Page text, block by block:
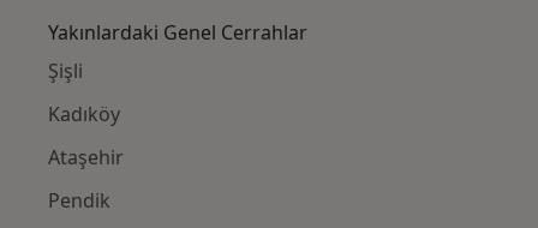
Yakınlardaki Genel Cerrahlar
Şişli
Kadıköy
Ataşehir
Pendik